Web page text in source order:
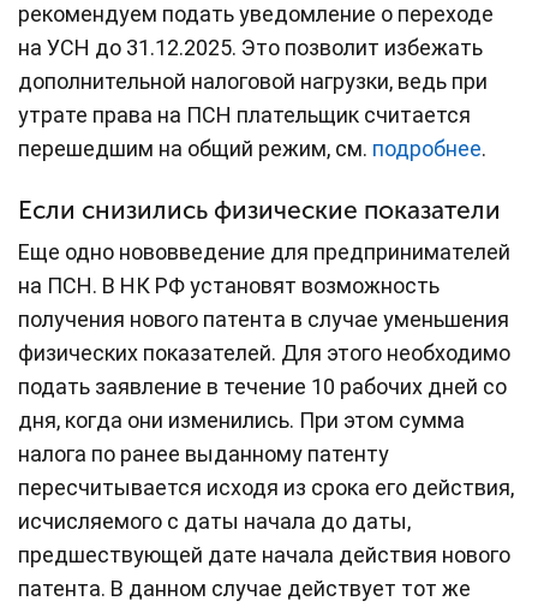
рекомендуем подать уведомление о переходе
на УСН до 31.12.2025. Это позволит избежать
дополнительной налоговой нагрузки, ведь при
утрате права на ПСН плательщик считается
перешедшим на общий режим, см. подробнее.
Если снизились физические показатели
Еще одно нововведение для предпринимателей
на ПСН. В НК РФ установят возможность
получения нового патента в случае уменьшения
физических показателей. Для этого необходимо
подать заявление в течение 10 рабочих дней со
дня, когда они изменились. При этом сумма
налога по ранее выданному патенту
пересчитывается исходя из срока его действия,
исчисляемого с даты начала до даты,
предшествующей дате начала действия нового
патента. В данном случае действует тот же